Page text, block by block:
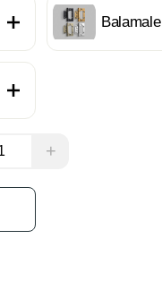
Balamale
+